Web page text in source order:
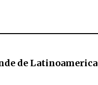
de Latinoamerica